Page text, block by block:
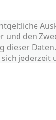
und den
dieser